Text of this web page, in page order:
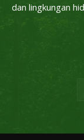
dan lingkungan